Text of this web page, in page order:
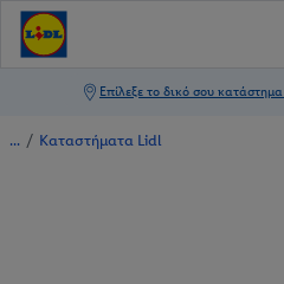
/ Καταστήματα Lidl